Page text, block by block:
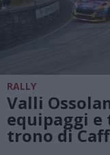
RALLY
Valli
equipaggi
trono di